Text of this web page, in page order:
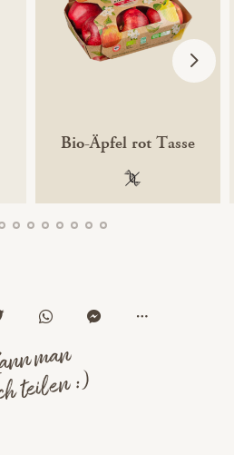
Bio-Äpfel rot Tasse
100 %
man
teilen :)